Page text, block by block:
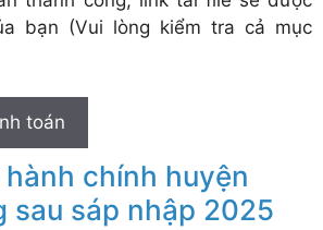
bạn (Vui lòng kiểm tra cả mục
toán
hành chính huyện
sau sáp nhập 2025